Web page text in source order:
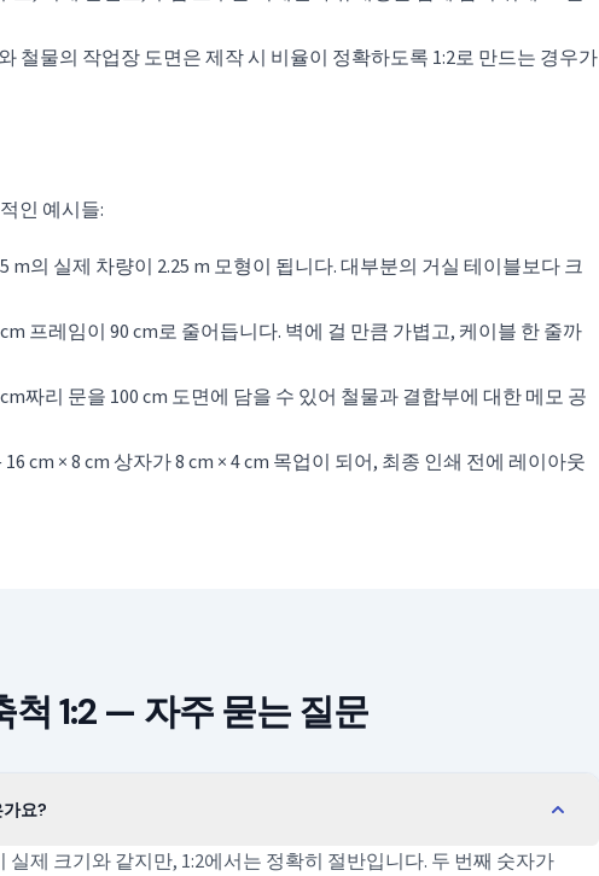
철물의 작업장 도면은 제작 시 비율이 정확하도록 1:2로 만드는 경우가
인 예시들:
m의 실제 차량이 2.25 m 모형이 됩니다. 대부분의 거실 테이블보다 크
프레임이 90 cm로 줄어듭니다. 벽에 걸 만큼 가볍고, 케이블 한 줄까
짜리 문을 100 cm 도면에 담을 수 있어 철물과 결합부에 대한 메모 공
cm × 8 cm 상자가 8 cm × 4 cm 목업이 되어, 최종 인쇄 전에 레이아웃
척 1:2 — 자주 묻는 질문
가요?
실제 크기와 같지만, 1:2에서는 정확히 절반입니다. 두 번째 숫자가